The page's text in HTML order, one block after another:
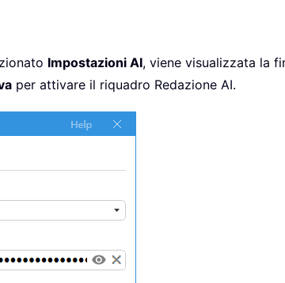
Impostazioni AI, viene visualizzata la
per attivare il riquadro Redazione AI.